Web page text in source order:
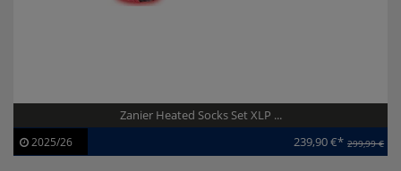
Zanier Heated Socks Set XLP ...
Artikel-ID:
113946
2025/26 239,90 €* 299,99 €